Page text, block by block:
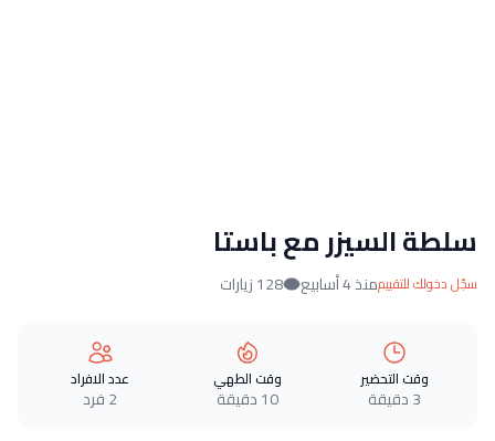
سلطة السيزر مع باستا
سجّل دخولك للتقييممنذ 4 أسابيع 128 زيارات
وقت التحضير
3 دقيقة
وقت الطهي
10 دقيقة
عدد الافراد
2 فرد